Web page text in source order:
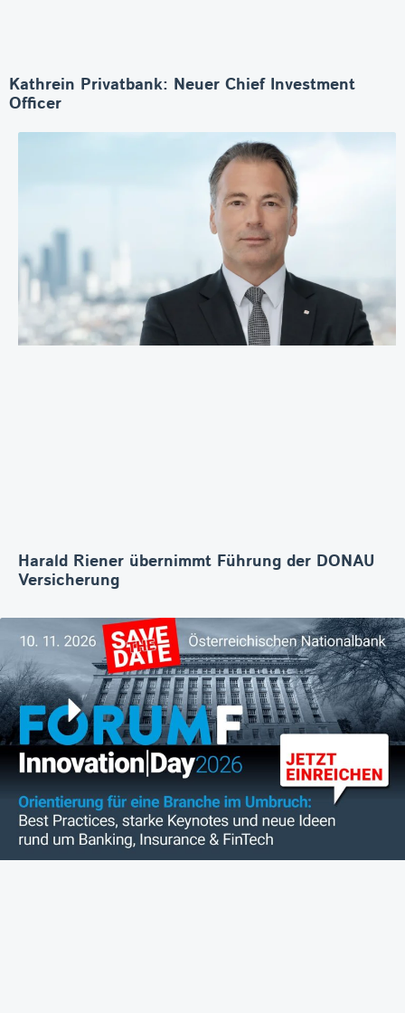
Kathrein Privatbank: Neuer Chief Investment
Officer
Harald Riener übernimmt Führung der DONAU
Versicherung